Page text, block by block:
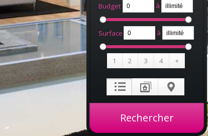
Budget à
Surface à
1 2 3 4 +